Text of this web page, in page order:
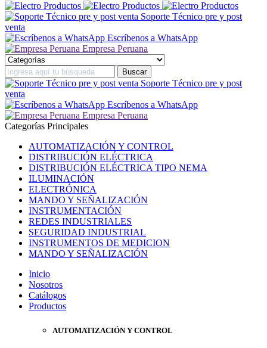
Soporte Técnico pre y post
venta
Escríbenos a WhatsApp
Empresa Peruana
Soporte Técnico pre y post
venta
Escríbenos a WhatsApp
Empresa Peruana
Categorías Principales
AUTOMATIZACIÓN Y CONTROL
DISTRIBUCIÓN ELÉCTRICA
DISTRIBUCIÓN ELÉCTRICA TIPO NEMA
ILUMINACIÓN
ELECTRÓNICA
MANDO Y SEÑALIZACIÓN
INSTRUMENTACIÓN
REDES INDUSTRIALES
SEGURIDAD INDUSTRIAL
INSTRUMENTOS DE MEDICION
MANDO Y SEÑALIZACIÓN
Inicio
Nosotros
Catálogos
Productos
AUTOMATIZACIÓN Y CONTROL